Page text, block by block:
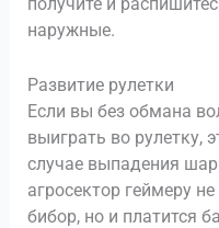
получите и
наружные.
Развитие рулетки
Если вы без обмана
выиграть во рулетку,
случае выпадения
агросектор геймеру
бибор, но и платится